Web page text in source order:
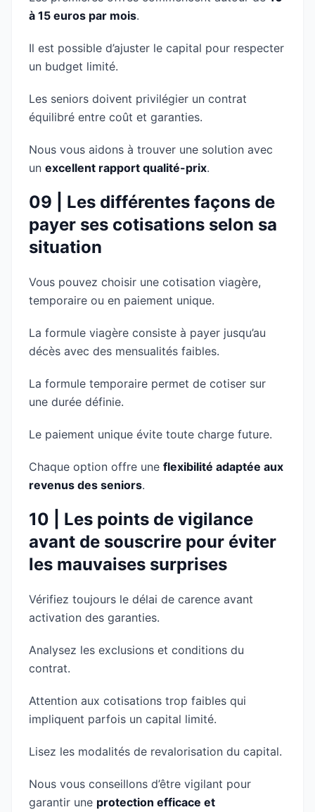
à 15 euros par mois.
Il est possible d’ajuster le capital pour respecter
un budget limité.
Les seniors doivent privilégier un contrat
équilibré entre coût et garanties.
Nous vous aidons à trouver une solution avec
un excellent rapport qualité-prix.
09 | Les différentes façons de
payer ses cotisations selon sa
situation
Vous pouvez choisir une cotisation viagère,
temporaire ou en paiement unique.
La formule viagère consiste à payer jusqu’au
décès avec des mensualités faibles.
La formule temporaire permet de cotiser sur
une durée définie.
Le paiement unique évite toute charge future.
Chaque option offre une flexibilité adaptée aux
revenus des seniors.
10 | Les points de vigilance
avant de souscrire pour éviter
les mauvaises surprises
Vérifiez toujours le délai de carence avant
activation des garanties.
Analysez les exclusions et conditions du
contrat.
Attention aux cotisations trop faibles qui
impliquent parfois un capital limité.
Lisez les modalités de revalorisation du capital.
Nous vous conseillons d’être vigilant pour
garantir une protection efficace et